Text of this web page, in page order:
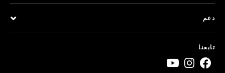
دعم
تابعنا